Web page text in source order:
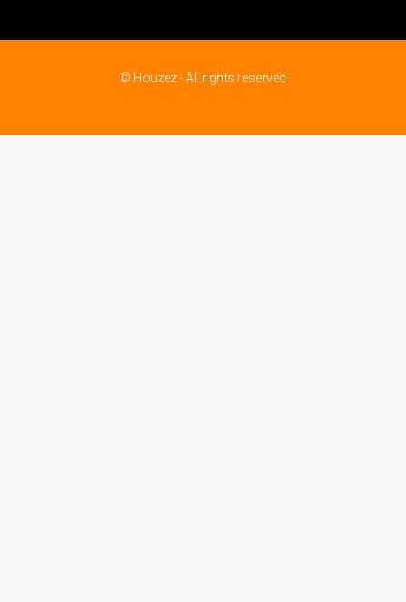
© Houzez - All rights reserved